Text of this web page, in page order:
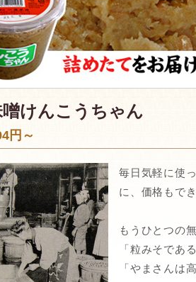
けんこうちゃん
円～
毎日気軽に使
に、価格もで
もうひとつの
「粒みそであ
「やまさんは